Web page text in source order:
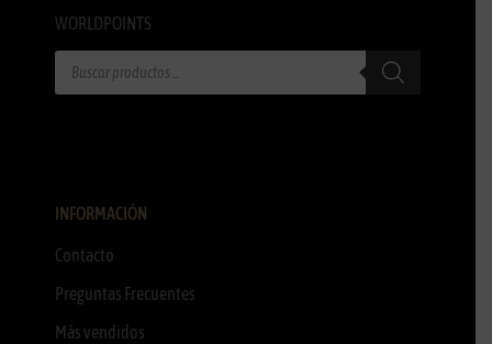
WORLDPOINTS
INFORMACIÓN
Contacto
Preguntas Frecuentes
Más vendidos